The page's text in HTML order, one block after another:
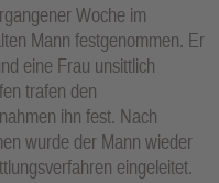
Woche im
Mann festgenommen. Er
eine Frau unsittlich
trafen den
ihn fest. Nach
wurde der Mann wieder
eingeleitet.